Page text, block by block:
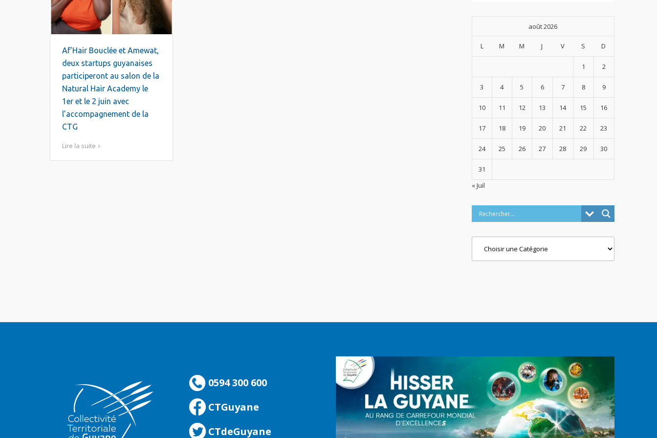
Af’Hair Bouclée et Amewat,
deux startups guyanaises
participeront au salon de la
Natural Hair Academy le
1er et le 2 juin avec
l’accompagnement de la
CTG
Lire la suite
août 2026
L M M J V S D
1 2
3 4 5 6 7 8 9
10 11 12 13 14 15 16
17 18 19 20 21 22 23
24 25 26 27 28 29 30
31
« Juil
0594 300 600
CTGuyane
CTdeGuyane